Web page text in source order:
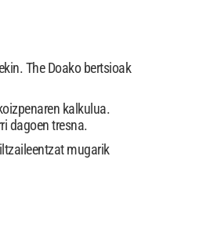
The Doako bertsioak
kalkulua.
dagoen tresna.
mugarik